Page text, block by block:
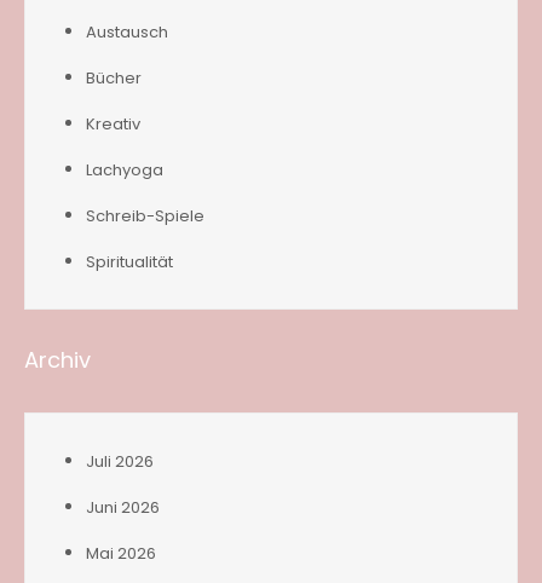
Austausch
Bücher
Kreativ
Lachyoga
Schreib-Spiele
Spiritualität
Archiv
Juli 2026
Juni 2026
Mai 2026